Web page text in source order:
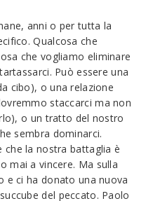
anni o per tutta la
Qualcosa che
che vogliamo eliminare
Può essere una
cibo), o una relazione
staccarci ma non
o un tratto del nostro
sembra dominarci.
che la nostra battaglia è
mai a vincere. Ma sulla
e ci ha donato una nuova
del peccato. Paolo